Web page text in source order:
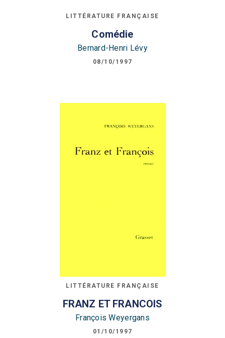
LITTÉRATURE FRANÇAISE
Comédie
Bernard-Henri Lévy
08/10/1997
LITTÉRATURE FRANÇAISE
FRANZ ET FRANCOIS
François Weyergans
01/10/1997